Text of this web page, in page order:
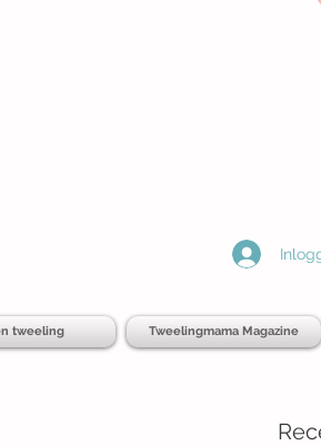
tweeling Tweelingmama Magazine